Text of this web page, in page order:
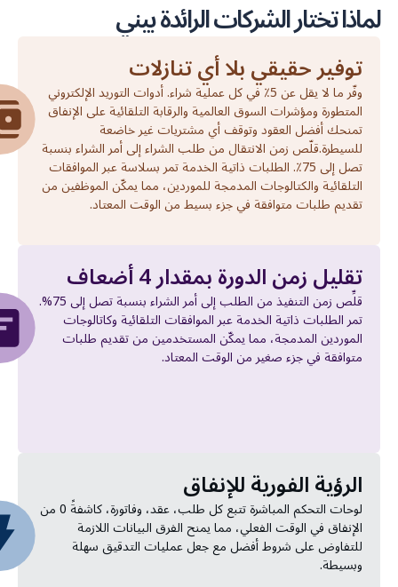
لماذا تختار الشركات الرائدة بيني
توفير حقيقي بلا أي تنازلات
وفّر ما لا يقل عن 5٪ في كل عملية شراء. أدوات التوريد الإلكتروني
المتطورة ومؤشرات السوق العالمية والرقابة التلقائية على الإنفاق
تمنحك أفضل العقود وتوقف أي مشتريات غير خاضعة
للسيطرة.قلّص زمن الانتقال من طلب الشراء إلى أمر الشراء بنسبة
تصل إلى 75٪. الطلبات ذاتية الخدمة تمر بسلاسة عبر الموافقات
التلقائية والكتالوجات المدمجة للموردين، مما يمكّن الموظفين من
تقديم طلبات متوافقة في جزء بسيط من الوقت المعتاد.
تقليل زمن الدورة بمقدار 4 أضعاف
قلِّص زمن التنفيذ من الطلب إلى أمر الشراء بنسبة تصل إلى 75%.
تمر الطلبات ذاتية الخدمة عبر الموافقات التلقائية وكاتالوجات
الموردين المدمجة، مما يمكّن المستخدمين من تقديم طلبات
متوافقة في جزء صغير من الوقت المعتاد.
الرؤية الفورية للإنفاق
لوحات التحكم المباشرة تتبع كل طلب، عقد، وفاتورة، كاشفةً 0 من
الإنفاق في الوقت الفعلي، مما يمنح الفرق البيانات اللازمة
للتفاوض على شروط أفضل مع جعل عمليات التدقيق سهلة
وبسيطة.